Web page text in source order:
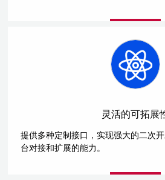
灵活的可拓展
提供多种定制接口，实现强大的二次
台对接和扩展的能力。